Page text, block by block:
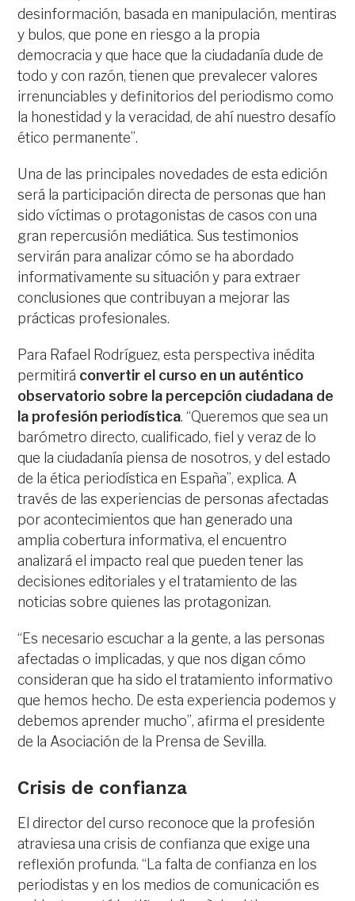
desinformación, basada en manipulación, mentiras
y bulos, que pone en riesgo a la propia
democracia y que hace que la ciudadanía dude de
todo y con razón, tienen que prevalecer valores
irrenunciables y definitorios del periodismo como
la honestidad y la veracidad, de ahí nuestro desafío
ético permanente”.
Una de las principales novedades de esta edición
será la participación directa de personas que han
sido víctimas o protagonistas de casos con una
gran repercusión mediática. Sus testimonios
servirán para analizar cómo se ha abordado
informativamente su situación y para extraer
conclusiones que contribuyan a mejorar las
prácticas profesionales.
Para Rafael Rodríguez, esta perspectiva inédita
permitirá convertir el curso en un auténtico
observatorio sobre la percepción ciudadana de
la profesión periodística. “Queremos que sea un
barómetro directo, cualificado, fiel y veraz de lo
que la ciudadanía piensa de nosotros, y del estado
de la ética periodística en España”, explica. A
través de las experiencias de personas afectadas
por acontecimientos que han generado una
amplia cobertura informativa, el encuentro
analizará el impacto real que pueden tener las
decisiones editoriales y el tratamiento de las
noticias sobre quienes las protagonizan.
“Es necesario escuchar a la gente, a las personas
afectadas o implicadas, y que nos digan cómo
consideran que ha sido el tratamiento informativo
que hemos hecho. De esta experiencia podemos y
debemos aprender mucho”, afirma el presidente
de la Asociación de la Prensa de Sevilla.
Crisis de confianza
El director del curso reconoce que la profesión
atraviesa una crisis de confianza que exige una
reflexión profunda. “La falta de confianza en los
periodistas y en los medios de comunicación es